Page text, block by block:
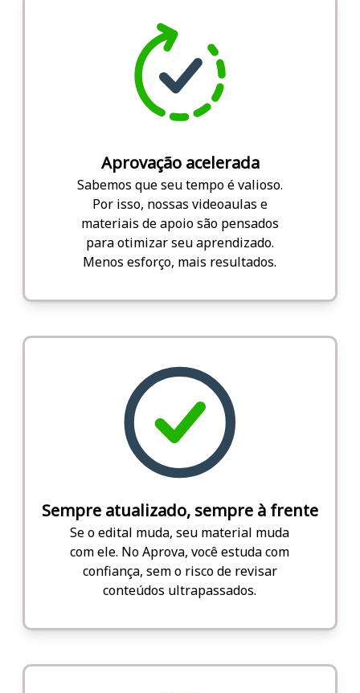
Aprovação acelerada
Sabemos que seu tempo é valioso.
Por isso, nossas videoaulas e
materiais de apoio são pensados
para otimizar seu aprendizado.
Menos esforço, mais resultados.
Sempre atualizado, sempre à frente
Se o edital muda, seu material muda
com ele. No Aprova, você estuda com
confiança, sem o risco de revisar
conteúdos ultrapassados.